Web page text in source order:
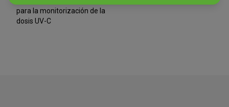
para la monitorización de la
dosis UV-C